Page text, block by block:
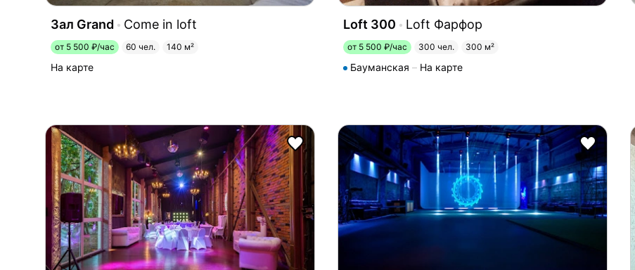
Зал Grand Come in loft
от 5 500 ₽/час 60 чел. 140 м²
На карте
Loft 300 Loft Фарфор
от 5 500 ₽/час 300 чел. 300 м²
Бауманская На карте